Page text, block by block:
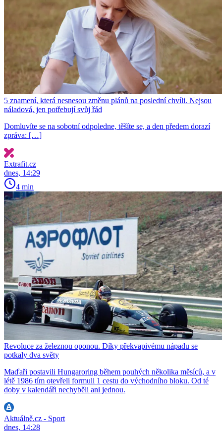
5 znamení, která nesnesou změnu plánů na poslední chvíli. Nejsou
náladová, jen potřebují svůj řád
Domluvíte se na sobotní odpoledne, těšíte se, a den předem dorazí
zpráva: […]
Extrafit.cz
dnes, 14:29
4 min
Revoluce za železnou oponou. Díky překvapivému nápadu se
potkaly dva světy
Maďaři postavili Hungaroring během pouhých několika měsíců, a v
létě 1986 tím otevřeli formuli 1 cestu do východního bloku. Od té
doby v kalendáři nechyběli ani jednou.
Aktuálně.cz - Sport
dnes, 14:28